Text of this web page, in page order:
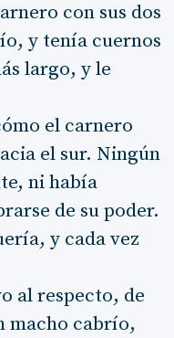
con sus dos
y tenía cuernos
largo, y le
el carnero
el sur. Ningún
ni había
de su poder.
y cada vez
al respecto, de
macho cabrío,